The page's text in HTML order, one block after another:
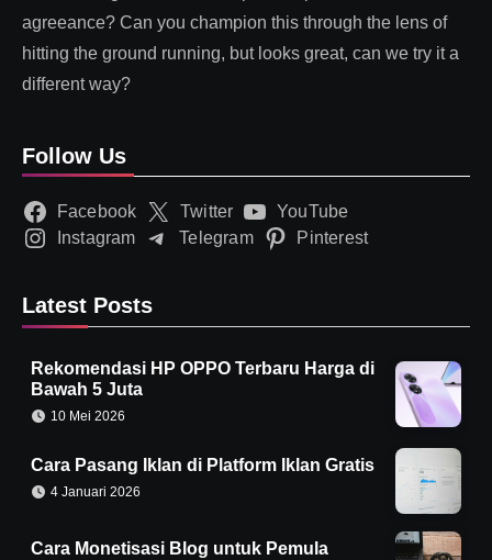
agreeance? Can you champion this through the lens of
hitting the ground running, but looks great, can we try it a
different way?
Follow Us
Facebook Twitter
YouTube
Instagram
Telegram Pinterest
Latest Posts
Rekomendasi HP OPPO Terbaru Harga di
Bawah 5 Juta
10 Mei 2026
Cara Pasang Iklan di Platform Iklan Gratis
4 Januari 2026
Cara Monetisasi Blog untuk Pemula